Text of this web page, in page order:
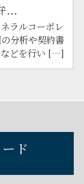
...
ラルコーポレ
分析や契約書
などを行い […]
ド